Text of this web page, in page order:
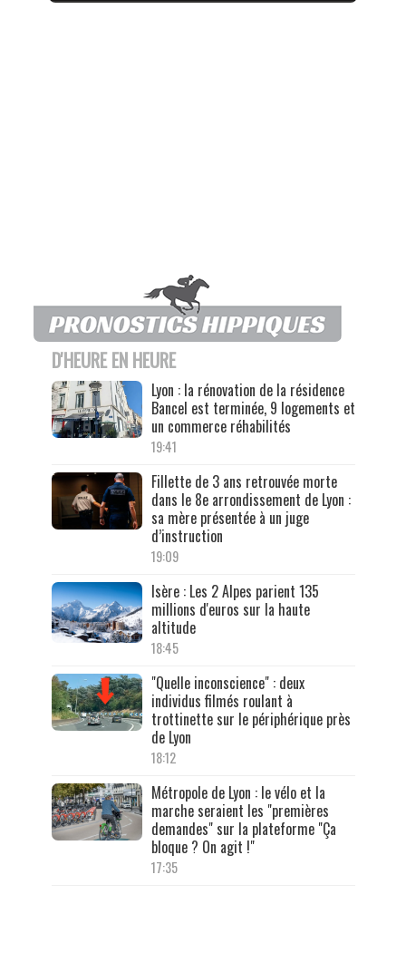
D'HEURE EN HEURE
Lyon : la rénovation de la résidence
Bancel est terminée, 9 logements et
un commerce réhabilités
19:41
Fillette de 3 ans retrouvée morte
dans le 8e arrondissement de Lyon :
sa mère présentée à un juge
d’instruction
19:09
Isère : Les 2 Alpes parient 135
millions d'euros sur la haute
altitude
18:45
"Quelle inconscience" : deux
individus filmés roulant à
trottinette sur le périphérique près
de Lyon
18:12
Métropole de Lyon : le vélo et la
marche seraient les "premières
demandes" sur la plateforme "Ça
bloque ? On agit !"
17:35